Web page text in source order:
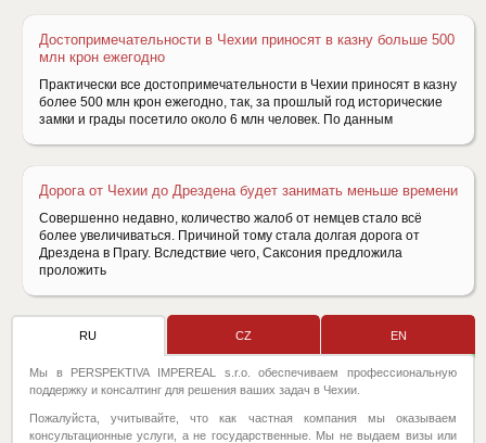
Достопримечательности в Чехии приносят в казну больше 500
млн крон ежегодно
Практически все достопримечательности в Чехии приносят в казну
более 500 млн крон ежегодно, так, за прошлый год исторические
замки и грады посетило около 6 млн человек. По данным
Дорога от Чехии до Дрездена будет занимать меньше времени
Совершенно недавно, количество жалоб от немцев стало всё
более увеличиваться. Причиной тому стала долгая дорога от
Дрездена в Прагу. Вследствие чего, Саксония предложила
проложить
RU CZ EN
Мы в PERSPEKTIVA IMPEREAL s.r.o. обеспечиваем профессиональную
поддержку и консалтинг для решения ваших задач в Чехии.
Пожалуйста, учитывайте, что как частная компания мы оказываем
консультационные услуги, а не государственные. Мы не выдаем визы или